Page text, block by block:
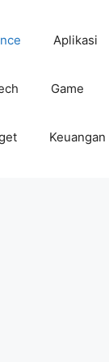
Aplikasi
Game
Keuangan